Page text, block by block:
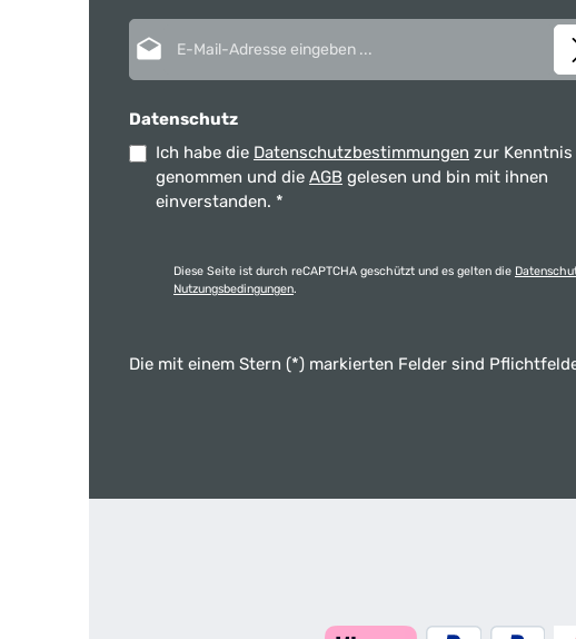
Datenschutz
Ich habe die Datenschutzbestimmungen zur Kenntnis
genommen und die AGB gelesen und bin mit ihnen
einverstanden. *
Diese Seite ist durch reCAPTCHA geschützt und es gelten die
Nutzungsbedingungen.
Die mit einem Stern (*) markierten Felder sind